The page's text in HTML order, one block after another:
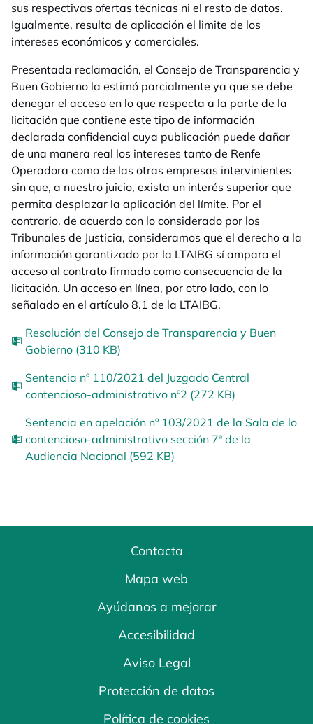
sus respectivas ofertas técnicas ni el resto de datos.
Igualmente, resulta de aplicación el limite de los
intereses económicos y comerciales.
Presentada reclamación, el Consejo de Transparencia y
Buen Gobierno la estimó parcialmente ya que se debe
denegar el acceso en lo que respecta a la parte de la
licitación que contiene este tipo de información
declarada confidencial cuya publicación puede dañar
de una manera real los intereses tanto de Renfe
Operadora como de las otras empresas intervinientes
sin que, a nuestro juicio, exista un interés superior que
permita desplazar la aplicación del límite. Por el
contrario, de acuerdo con lo considerado por los
Tribunales de Justicia, consideramos que el derecho a la
información garantizado por la LTAIBG sí ampara el
acceso al contrato firmado como consecuencia de la
licitación. Un acceso en línea, por otro lado, con lo
señalado en el artículo 8.1 de la LTAIBG.
Resolución del Consejo de Transparencia y Buen
Gobierno (310 KB)
Sentencia nº 110/2021 del Juzgado Central
contencioso-administrativo nº2 (272 KB)
Sentencia en apelación nº 103/2021 de la Sala de lo
contencioso-administrativo sección 7ª de la
Audiencia Nacional (592 KB)
Contacta
Mapa web
Ayúdanos a mejorar
Accesibilidad
Aviso Legal
Protección de datos
Política de cookies